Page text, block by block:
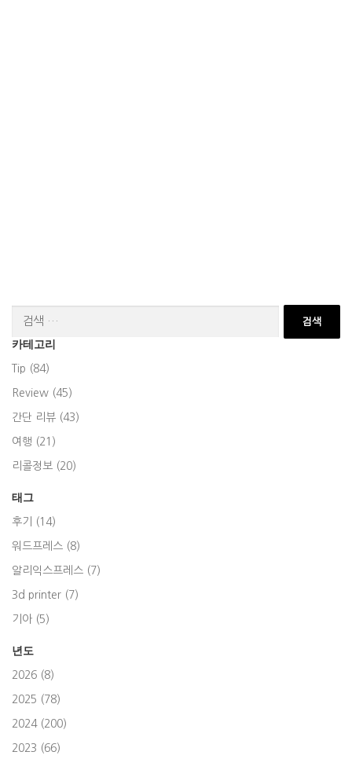
카테고리
Tip (84)
Review (45)
간단 리뷰 (43)
여행 (21)
리콜정보 (20)
태그
후기 (14)
워드프레스 (8)
알리익스프레스 (7)
3d printer (7)
기아 (5)
년도
2026 (8)
2025 (78)
2024 (200)
2023 (66)